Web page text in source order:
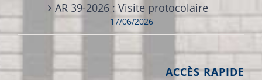
AR 39-2026 : Visite protocolaire
17/06/2026
ACCÈS RAPIDE